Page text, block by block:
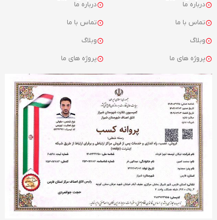
تماس با ما
وبلاگ
پروژه های ما
تماس با ما
وبلاگ
پروژه های ما
آدرس: شماره های تماس: